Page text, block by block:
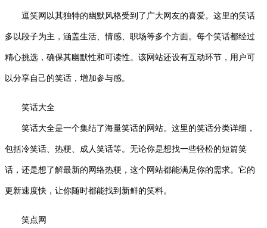
逗笑网以其独特的幽默风格受到了广大网友的喜爱。这里的笑话
多以段子为主，涵盖生活、情感、职场等多个方面。每个笑话都经过
精心挑选，确保其幽默性和可读性。该网站还设有互动环节，用户可
以分享自己的笑话，增加参与感。
笑话大全
笑话大全是一个集结了海量笑话的网站。这里的笑话分类详细，
包括冷笑话、热梗、成人笑话等。无论你是想找一些轻松的短篇笑
话，还是想了解最新的网络热梗，这个网站都能满足你的需求。它的
更新速度快，让你随时都能找到新鲜的笑料。
笑点网